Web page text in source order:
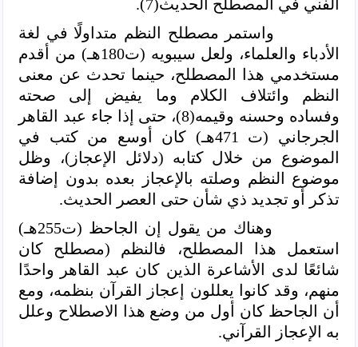
الفني في المصطلح الحديث(7).
واستمر مصطلح النظم متداولًا في لغة
الأدباء والعلماء، ولعل سيبويه (ت180هـ) من أقدم
مستخدمي هذا المصطلح، حينما تحدث عن معنى
النظم وائتلاف الكلام وما يفيض إلى صحته
وفساده وحسنه وقيمه(8)، حتى إذا جاء عبد القاهر
الجرجاني (ت 471هـ) كان أوسع من كتب في
الموضوع من خلال كتابه (دلائل الإعجاز)، وظل
موضوع النظم وصلته بالإعجاز بعده بدون إضافة
تذكر أو تجديد ذي شأن حتى العصر الحديث.
وهناك من يقول إن الجاحظ (ت255هـ)
استعمل هذا المصطلح، فالنظم (مصطلح كان
شائعًا لدى الأشاعرة الذين كان عبد القاهر واحدًا
منهم، وقد كانوا يعللون إعجاز القرآن بنظمه، ومع
أن الجاحظ كان أول من وضع هذا الاصطلاح وعلل
به الإعجاز القرآني.